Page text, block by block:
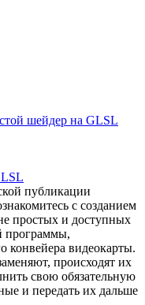
шейдер на GLSL
публикации
с созданием
простых и доступных
программы,
конвейера видеокарты.
происходят их
свою обязательную
и передать их дальше